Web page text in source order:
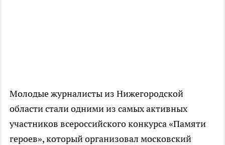
Молодые журналисты из Нижегородской
области стали одними из самых активных
участников всероссийского конкурса «Памяти
героев», который организовал московский